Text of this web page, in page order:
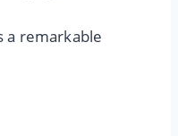
a remarkable